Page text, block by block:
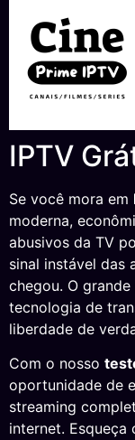
IPTV
Se você mora em
moderna,
abusivos da TV
sinal instável das
chegou. O
tecnologia de
liberdade de
Com o nosso
oportunidade de
streaming
internet. Esqueça